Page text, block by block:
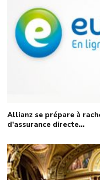
Allianz se prépare à
d’assurance directe…